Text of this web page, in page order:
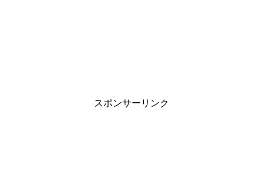
スポンサーリンク